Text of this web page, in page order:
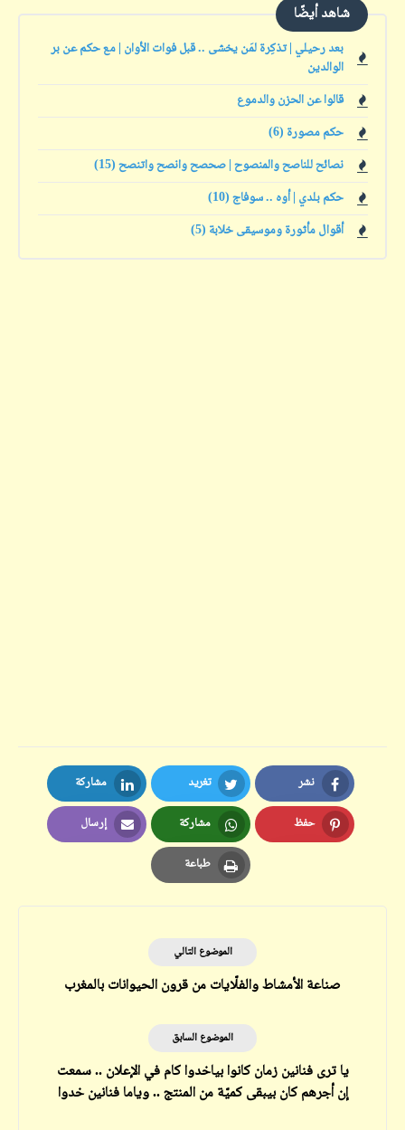
شاهد أيضًا
بعد رحيلي | تذكِرة لمَن يخشى .. قبل فوات الأوان | مع حكم عن بر
الوالدين
قالوا عن الحزن والدموع
حكم مصورة (6)
نصائح للناصح والمنصوح | صحصح وانصح واتنصح (15)
حكم بلدي | أوه .. سوفاج (10)
أقوال مأثورة وموسيقى خلابة (5)
نشر
Facebook
تغريد
Twitter
مشاركة
LinkedIn
حفظ
Pinterest
مشاركة
Whatsapp
إرسال
Email
طباعة
Print
الموضوع التالي
صناعة الأمشاط والفلّايات من قرون الحيوانات بالمغرب
الموضوع السابق
يا ترى فنانين زمان كانوا بياخدوا كام في الإعلان .. سمعت
إن أجرهم كان بيبقى كميّة من المنتج .. وياما فنانين خدوا